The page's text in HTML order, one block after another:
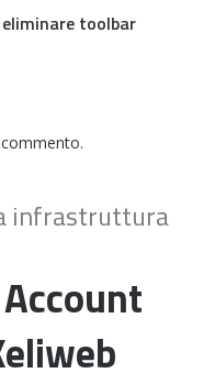
toolbar
infrastruttura